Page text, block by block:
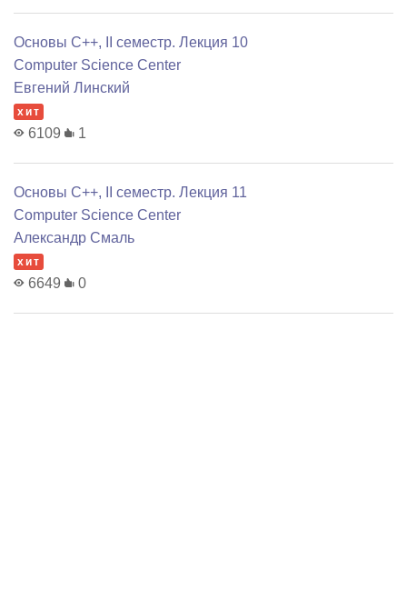
Основы C++, II семестр. Лекция 10
Computer Science Center
Евгений Линский
хит
6109 1
Основы C++, II семестр. Лекция 11
Computer Science Center
Александр Смаль
хит
6649 0